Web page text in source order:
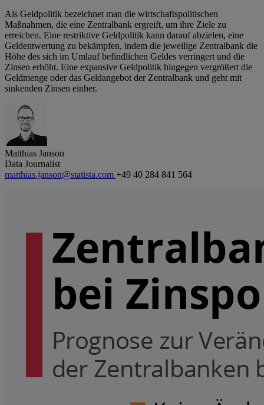
Als Geldpolitik bezeichnet man die wirtschaftspolitischen
Maßnahmen, die eine Zentralbank ergreift, um ihre Ziele zu
erreichen. Eine restriktive Geldpolitik kann darauf abzielen, eine
Geldentwertung zu bekämpfen, indem die jeweilige Zentralbank die
Höhe des sich im Umlauf befindlichen Geldes verringert und die
Zinsen erhöht. Eine expansive Geldpolitik hingegen vergrößert die
Geldmenge oder das Geldangebot der Zentralbank und geht mit
sinkenden Zinsen einher.
Matthias Janson
Data Journalist
matthias.janson@statista.com +49 40 284 841 564